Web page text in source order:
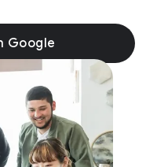
Google